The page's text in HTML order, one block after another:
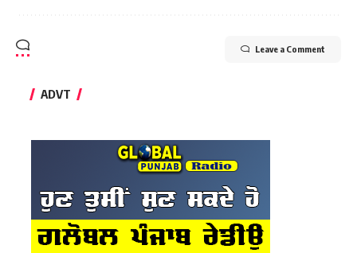
Leave a Comment
ADVT